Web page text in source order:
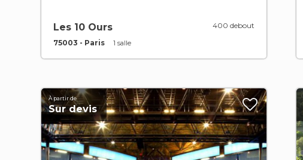
Les 10 Ours
75003 - Paris 1 salle
400 debout
À partir de
Sur devis